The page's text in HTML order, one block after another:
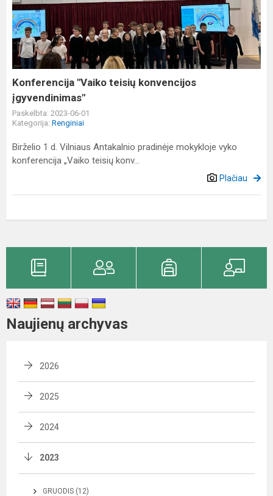
teisių
konvencijos
įgyvendinimas"
Konferencija "Vaiko teisių konvencijos
įgyvendinimas"
Paskelbta: 2023-06-01
Kategorija: Renginiai
Birželio 1 d. Vilniaus Antakalnio pradinėje mokykloje vyko
konferencija „Vaiko teisių konv...
Plačiau
Naujienų archyvas
2026
2025
2024
2023
GRUODIS (12)